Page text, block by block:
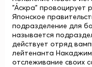
"А́скра" провоцирует
Японское
подразделение для
называется
действует отряд
лейтенанта
отслеживание своих